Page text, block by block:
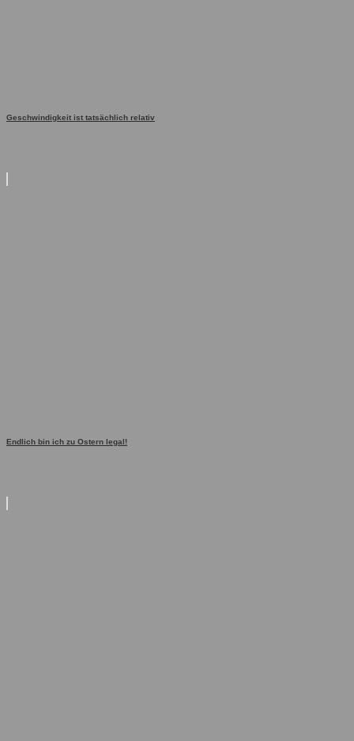
Geschwindigkeit ist tatsächlich relativ
Endlich bin ich zu Ostern legal!